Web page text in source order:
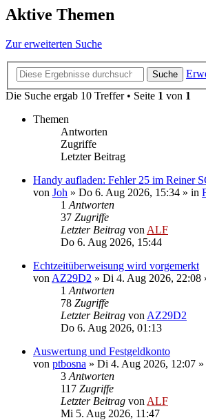
Aktive Themen
Zur erweiterten Suche
Suche
Die Suche ergab 10 Treffer • Seite 1 von 1
Themen
Antworten
Zugriffe
Letzter Beitrag
Handy aufladen: Fehler 25 im Reiner
von Joh » Do 6. Aug 2026, 15:34 » in
1 Antworten
37 Zugriffe
Letzter Beitrag von ALF
Do 6. Aug 2026, 15:44
Echtzeitüberweisung wird vorgemerkt
von AZ29D2 » Di 4. Aug 2026, 22:08
1 Antworten
78 Zugriffe
Letzter Beitrag von AZ29D2
Do 6. Aug 2026, 01:13
Auswertung und Festgeldkonto
von ptbosna » Di 4. Aug 2026, 12:07
3 Antworten
117 Zugriffe
Letzter Beitrag von ALF
Mi 5. Aug 2026, 11:47